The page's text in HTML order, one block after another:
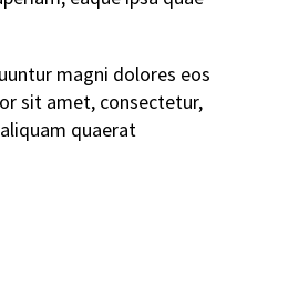
magni dolores eos
sit amet, consectetur,
quaerat